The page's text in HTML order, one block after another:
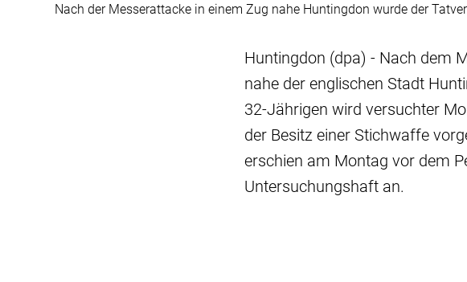
Nach der Messerattacke in einem Zug nahe Huntingdon wurde der
Huntingdon (dpa) - Nach dem
nahe der englischen Stadt
32-Jährigen wird versuchter
der Besitz einer Stichwaffe
erschien am Montag vor dem
Untersuchungshaft an.